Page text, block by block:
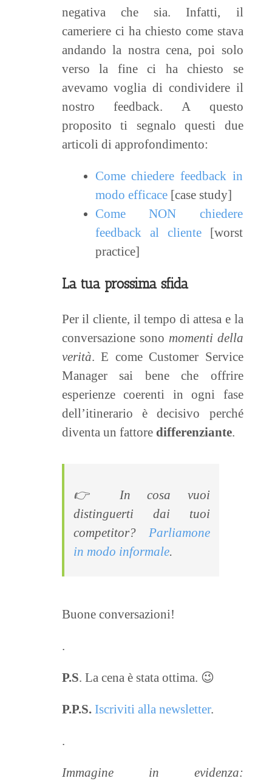
negativa che sia. Infatti, il
cameriere ci ha chiesto come stava
andando la nostra cena, poi solo
verso la fine ci ha chiesto se
avevamo voglia di condividere il
nostro feedback. A questo
proposito ti segnalo questi due
articoli di approfondimento:
Come chiedere feedback in
modo efficace[case study]
Come NON chiedere
feedback al cliente[worst
practice]
La tua prossima sfida
Per il cliente, il tempo di attesa e la
conversazione sono momenti della
verità. E come Customer Service
Manager sai bene che offrire
esperienze coerenti in ogni fase
dell’itinerario è decisivo perché
diventa un fattore differenziante.
👉 In cosa vuoi
distinguerti dai tuoi
competitor? Parliamone
in modo informale.
Buone conversazioni!
.
P.S. La cena è stata ottima. 😉
P.P.S. Iscriviti alla newsletter.
.
Immagine in evidenza: